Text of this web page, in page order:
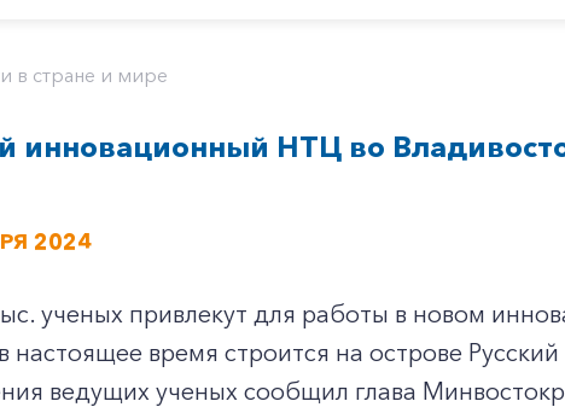
Заказать обратный звонок
в стране и мире
инновационный НТЦ во
2024
ученых привлекут для работы в новом
настоящее время строится на острове
ведущих ученых сообщил глава